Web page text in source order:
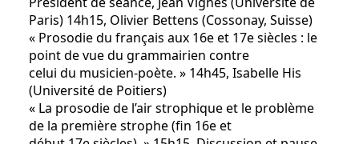
Paris) 14h15, Olivier Bettens (Cossonay, Suisse)
« Prosodie du français aux 16e et 17e siècles : le
point de vue du grammairien contre
celui du musicien-poète. » 14h45, Isabelle His
(Université de Poitiers)
« La prosodie de l’air strophique et le problème
de la première strophe (fin 16e et